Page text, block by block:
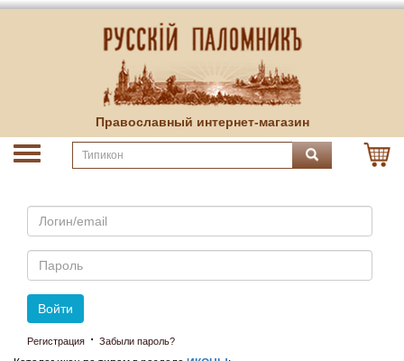
Православный интернет-магазин
Email
Пароль
Войти
Регистрация · Забыли пароль?